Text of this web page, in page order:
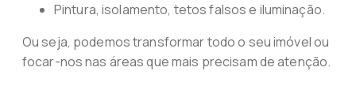
Pintura, isolamento, tetos falsos e iluminação.
Ou seja, podemos transformar todo o seu imóvel ou
focar-nos nas áreas que mais precisam de atenção.